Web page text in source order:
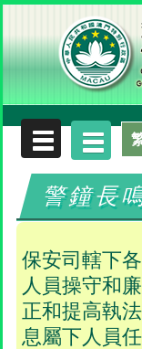
警鐘長
保安司轄下
人員操守和
正和提高執
息屬下人員